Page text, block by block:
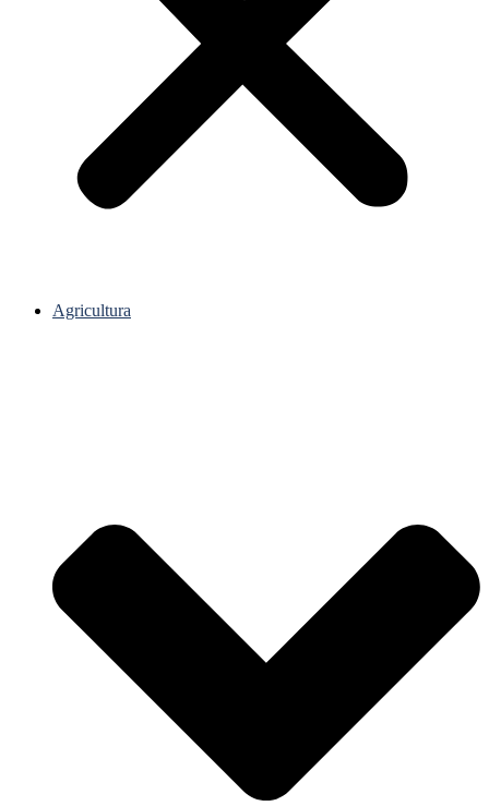
Agricultura